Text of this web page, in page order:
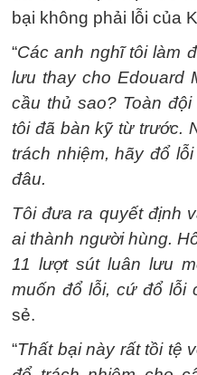
bại không phải lỗi của
“Các anh nghĩ tôi làm
lưu thay cho Edouard
cầu thủ sao? Toàn
tôi đã bàn kỹ từ trước.
trách nhiệm, hãy đổ
đâu.
Tôi đưa ra quyết định
ai thành người hùng.
11 lượt sút luân lưu
muốn đổ lỗi, cứ đổ lỗi
sẻ.
“Thất bại này rất tồi tệ